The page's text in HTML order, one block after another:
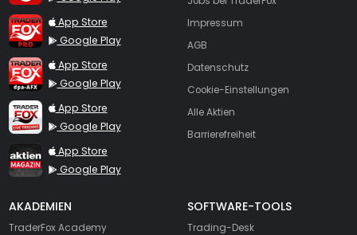
TraderFox Pro
App Store
Google Play
TraderFox dpa-AFX ProFeed
App Store
Google Play
TraderFox Live Trading
App Store
Google Play
TraderFox aktien Magazin
App Store
Google Play
Impressum
AGB
Datenschutz
Cookie-Einstellungen
Alle Aktien
Barrierefreiheit
AKADEMIEN
TraderFox Academy
SOFTWARE-TOOLS
Trading-Desk